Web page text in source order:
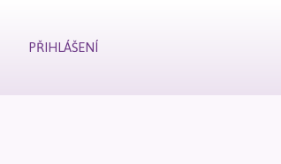
PŘIHLÁŠENÍ